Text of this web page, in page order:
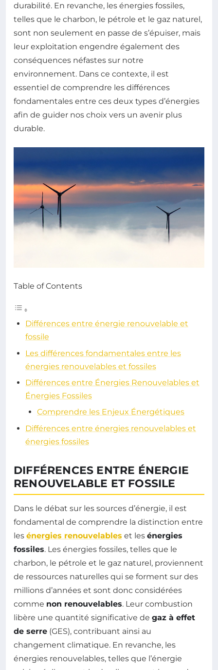
durabilité. En revanche, les énergies fossiles,
telles que le charbon, le pétrole et le gaz naturel,
sont non seulement en passe de s’épuiser, mais
leur exploitation engendre également des
conséquences néfastes sur notre
environnement. Dans ce contexte, il est
essentiel de comprendre les différences
fondamentales entre ces deux types d’énergies
afin de guider nos choix vers un avenir plus
durable.
Table of Contents
Différences entre énergie renouvelable et
fossile
Les différences fondamentales entre les
énergies renouvelables et fossiles
Différences entre Énergies Renouvelables et
Énergies Fossiles
Comprendre les Enjeux Énergétiques
Différences entre énergies renouvelables et
énergies fossiles
DIFFÉRENCES ENTRE ÉNERGIE
RENOUVELABLE ET FOSSILE
Dans le débat sur les sources d’énergie, il est
fondamental de comprendre la distinction entre
les énergies renouvelables et les énergies
fossiles. Les énergies fossiles, telles que le
charbon, le pétrole et le gaz naturel, proviennent
de ressources naturelles qui se forment sur des
millions d’années et sont donc considérées
comme non renouvelables. Leur combustion
libère une quantité significative de gaz à effet
de serre (GES), contribuant ainsi au
changement climatique. En revanche, les
énergies renouvelables, telles que l’énergie